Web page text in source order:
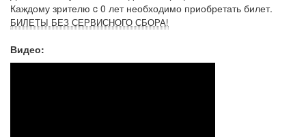
Каждому зрителю c 0 лет необходимо приобретать билет.
БИЛЕТЫ БЕЗ СЕРВИСНОГО СБОРА!
Видео: